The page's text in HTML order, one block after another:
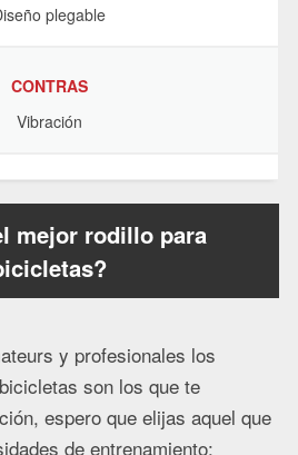
plegable
CONTRAS
Vibración
mejor rodillo para
y profesionales los
son los que te
espero que elijas aquel que
de entrenamiento: